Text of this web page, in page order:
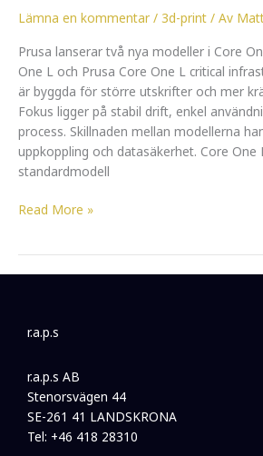
Lämna en kommentar / 3d-print / Av
Prusa lanserar två nya modeller i Core
One L och Prusa Core One L critical
är byggda för större utskrifter och mer
Fokus ligger på stabil drift, enkel
process. Skillnaden mellan modellerna
uppkoppling och datasäkerhet. Core One
standardmodell
Prusa
Read More »
r.a.p.s
r.a.p.s AB
Stenorsvägen 44
SE-261 41 LANDSKRONA
Tel: +46 418 28310